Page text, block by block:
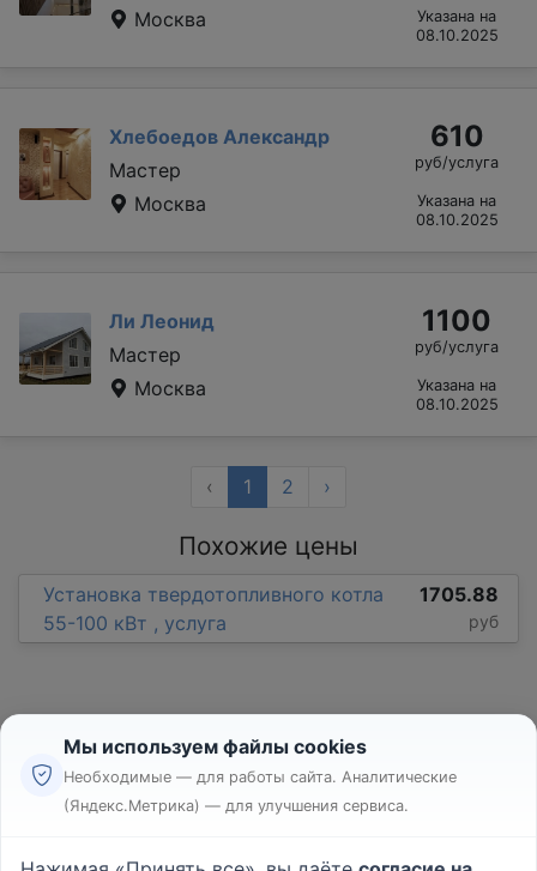
Москва
Указана на
08.10.2025
Хлебоедов Александр
Мастер
Москва
610
руб/услуга
Указана на
08.10.2025
Ли Леонид
Мастер
Москва
1100
руб/услуга
Указана на
08.10.2025
‹ 1 2 ›
Похожие цены
Установка твердотопливного котла
55-100 кВт , услуга
1705.88
руб
Реклама
Мы используем файлы cookies
Необходимые — для работы сайта. Аналитические
(Яндекс.Метрика) — для улучшения сервиса.